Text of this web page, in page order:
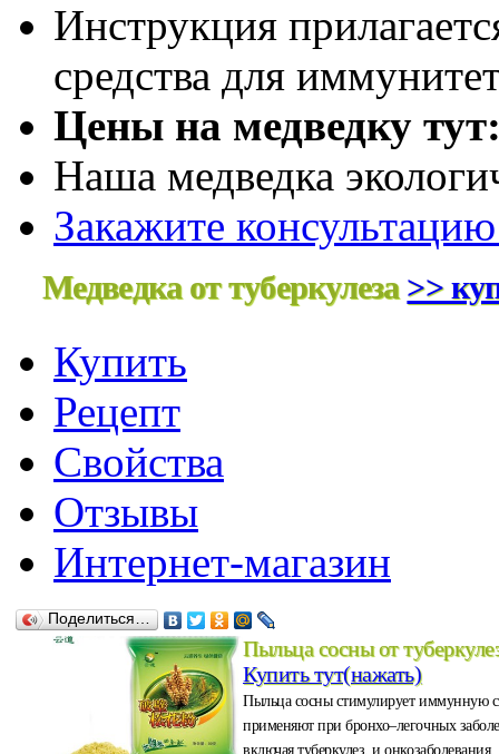
Инструкция
средства для
Цены на медведку
Наша медведка
Закажите
Медведка от туберкулеза >>
Купить
Рецепт
Свойства
Отзывы
Интернет-магазин
Поделиться…
Пыльца сосны от
Купить тут(нажать)
Пыльца сосны стимулирует иммунную
применяют при бронхо–легочных
включая туберкулез, и онкозаболевания.